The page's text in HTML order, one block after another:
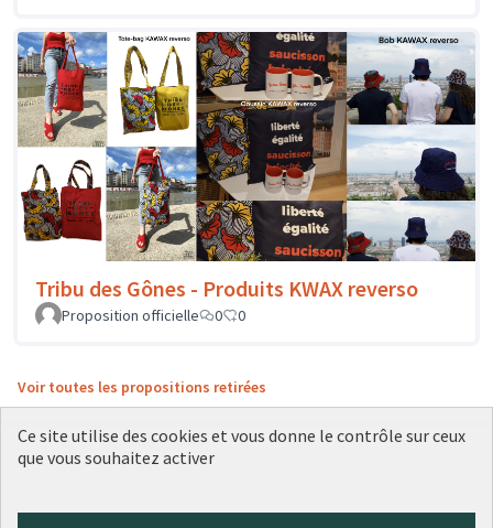
Tribu des Gônes - Produits KWAX reverso
Proposition officielle 0 0
Voir toutes les propositions retirées
Ce site utilise des cookies et vous donne le contrôle sur ceux
que vous souhaitez activer